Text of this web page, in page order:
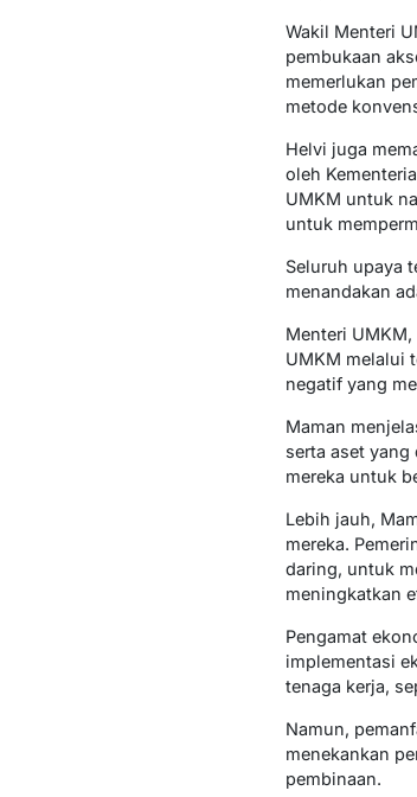
Wakil Menteri
pembukaan
memerlukan
metode
Helvi juga
oleh
UMKM untuk
untuk
Seluruh upaya
menandakan
Menteri
UMKM melalui
negatif yang
Maman
serta aset
mereka untuk
Lebih jauh,
mereka.
daring, untuk
meningkatkan
Pengamat
implementasi
tenaga kerja,
Namun,
menekankan
pembinaan.